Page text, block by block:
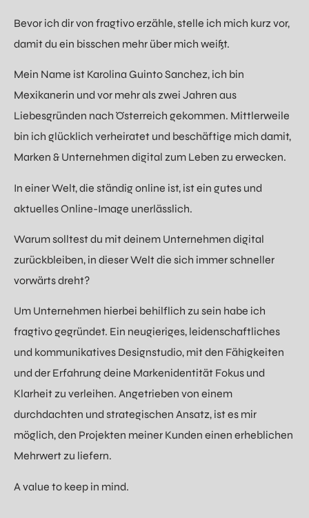
Bevor ich dir von fragtivo erzähle, stelle ich mich kurz vor,
damit du ein bisschen mehr über mich weißt.
Mein Name ist Karolina Guinto Sanchez, ich bin
Mexikanerin und vor mehr als zwei Jahren aus
Liebesgründen nach Österreich gekommen. Mittlerweile
bin ich glücklich verheiratet und beschäftige mich damit,
Marken & Unternehmen digital zum Leben zu erwecken.
In einer Welt, die ständig online ist, ist ein gutes und
aktuelles Online-Image unerlässlich.
Warum solltest du mit deinem Unternehmen digital
zurückbleiben, in dieser Welt die sich immer schneller
vorwärts dreht?
Um Unternehmen hierbei behilflich zu sein habe ich
fragtivo gegründet. Ein neugieriges, leidenschaftliches
und kommunikatives Designstudio, mit den Fähigkeiten
und der Erfahrung deine Markenidentität Fokus und
Klarheit zu verleihen. Angetrieben von einem
durchdachten und strategischen Ansatz, ist es mir
möglich, den Projekten meiner Kunden einen erheblichen
Mehrwert zu liefern.
A value to keep in mind.